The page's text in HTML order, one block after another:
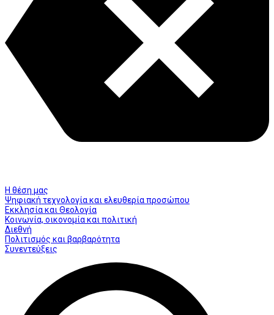
Η θέση μας
Ψηφιακή τεχνολογία και ελευθερία προσώπου
Εκκλησία και Θεολογία
Κοινωνία, οικονομία και πολιτική
Διεθνή
Πολιτισμός και βαρβαρότητα
Συνεντεύξεις